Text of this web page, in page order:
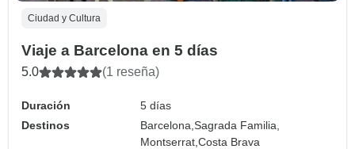
Ciudad y Cultura
Viaje a Barcelona en 5 días
5.0 (1 reseña)
Duración
5 días
Destinos
Barcelona,Sagrada Familia,
Montserrat,Costa Brava